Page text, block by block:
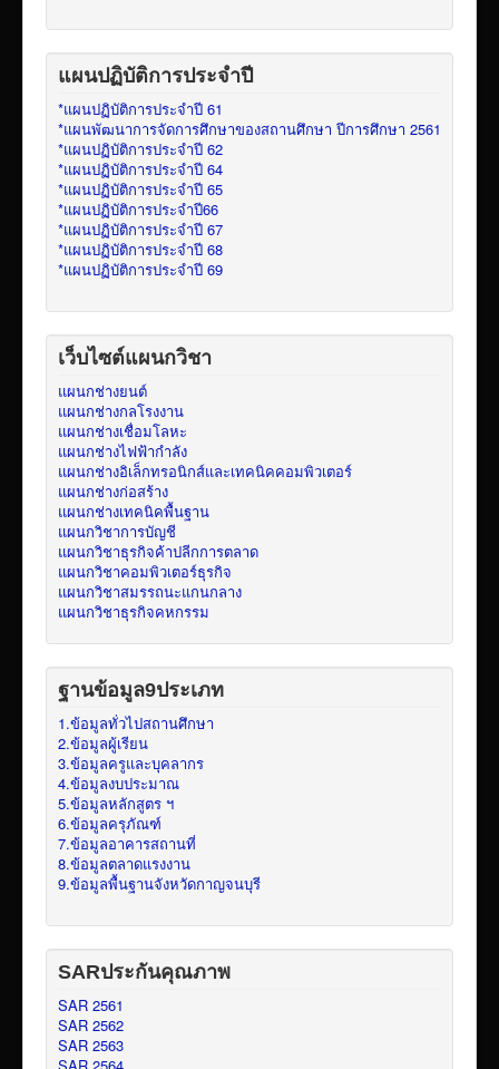
แผนปฏิบัติการประจำปี
*แผนปฏิบัติการประจำปี 61
*แผนพัฒนาการจัดการศึกษาของสถานศึกษา ปีการศึกษา 2561
*แผนปฏิบัติการประจำปี 62
*แผนปฏิบัติการประจำปี 64
*แผนปฏิบัติการประจำปี 65
*แผนปฏิบัติการประจำปี66
*แผนปฏิบัติการประจำปี 67
*แผนปฏิบัติการประจำปี 68
*แผนปฏิบัติการประจำปี 69
เว็บไซต์แผนกวิชา
แผนกช่างยนต์
แผนกช่างกลโรงงาน
แผนกช่างเชื่อมโลหะ
แผนกช่างไฟฟ้ากำลัง
แผนกช่างอิเล็กทรอนิกส์และเทคนิคคอมพิวเตอร์
แผนกช่างก่อสร้าง
แผนกช่างเทคนิคพื้นฐาน
แผนกวิชาการบัญชี
แผนกวิชาธุรกิจค้าปลีกการตลาด
แผนกวิชาคอมพิวเตอร์ธุรกิจ
แผนกวิชาสมรรถนะแกนกลาง
แผนกวิชาธุรกิจคหกรรม
ฐานข้อมูล9ประเภท
1.ข้อมูลทั่วไปสถานศึกษา
2.ข้อมูลผู้เรียน
3.ข้อมูลครูและบุคลากร
4.ข้อมูลงบประมาณ
5.ข้อมูลหลักสูตร ฯ
6.ข้อมูลครุภัณฑ์
7.ข้อมูลอาคารสถานที่
8.ข้อมูลตลาดแรงงาน
9.ข้อมูลพื้นฐานจังหวัดกาญจนบุรี
SARประกันคุณภาพ
SAR 2561
SAR 2562
SAR 2563